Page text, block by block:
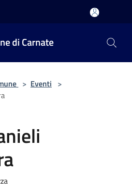
di Carnate
> Eventi >